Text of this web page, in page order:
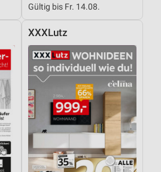
Gültig bis Fr. 14.08.
XXXLutz
angeforderten